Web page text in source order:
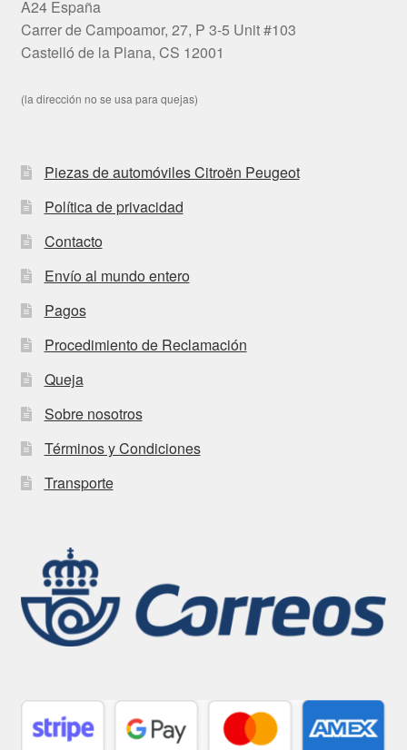
A24 España
Carrer de Campoamor, 27, P 3-5 Unit #103
Castelló de la Plana, CS 12001
(la dirección no se usa para quejas)
Piezas de automóviles Citroën Peugeot
Política de privacidad
Contacto
Envío al mundo entero
Pagos
Procedimiento de Reclamación
Queja
Sobre nosotros
Términos y Condiciones
Transporte